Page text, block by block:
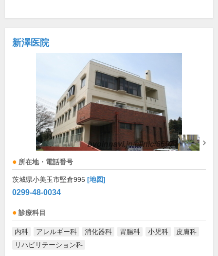
新澤医院
所在地・電話番号
茨城県小美玉市堅倉995 [地図]
0299-48-0034
診療科目
内科 アレルギー科 消化器科 胃腸科 小児科
皮膚科
リハビリテーション科